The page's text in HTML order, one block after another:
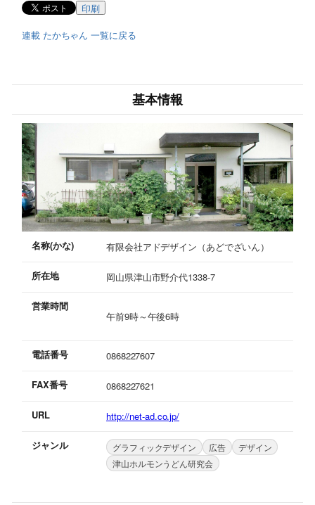
印刷
連載 たかちゃん 一覧に戻る
基本情報
名称(かな) 有限会社アドデザイン（あどでざいん）
所在地 岡山県津山市野介代1338-7
営業時間
午前9時～午後6時
電話番号 0868227607
FAX番号 0868227621
URL http://net-ad.co.jp/
ジャンル グラフィックデザイン 広告
デザイン
津山ホルモンうどん研究会